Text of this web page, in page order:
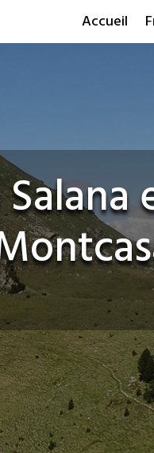
Accueil